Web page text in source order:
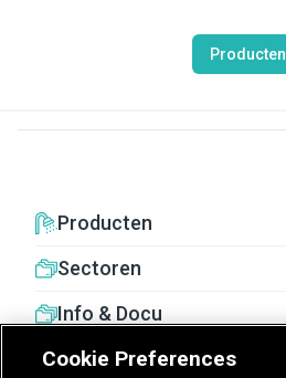
Producten
Producten
Sectoren
Info & Docu
Cookie Preferences